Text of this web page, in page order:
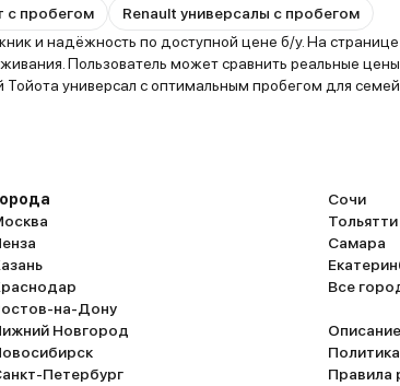
с пробегом
Renault универсалы с пробегом
и надёжность по доступной цене б/у. На
Пользователь может сравнить реальные
универсал с оптимальным пробегом для
на-Дону
Новгород
Петербург
Сочи
Тольятти
Самара
Все
Правила